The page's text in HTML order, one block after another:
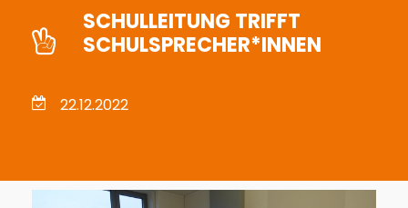
SCHULLEITUNG TRIFFT
SCHULSPRECHER*INNEN
22.12.2022